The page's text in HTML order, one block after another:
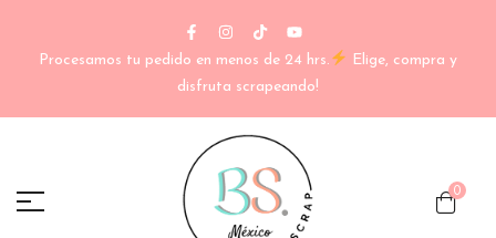
Procesamos tu pedido en menos de 24 hrs.
Elige, compra y
disfruta scrapeando!
0